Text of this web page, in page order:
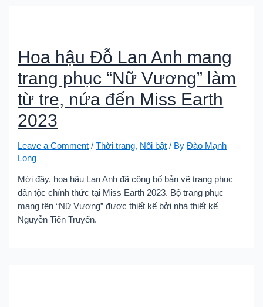
Hoa hậu Đỗ Lan Anh mang
trang phục “Nữ Vương” làm
từ tre, nứa đến Miss Earth
2023
Leave a Comment /Thời trang, Nổi bật / ByĐào Mạnh
Long
Mới đây, hoa hậu Lan Anh đã công bố bản vẽ trang phục
dân tộc chính thức tại Miss Earth 2023. Bộ trang phục
mang tên “Nữ Vương” được thiết kế bởi nhà thiết kế
Nguyễn Tiến Truyển.